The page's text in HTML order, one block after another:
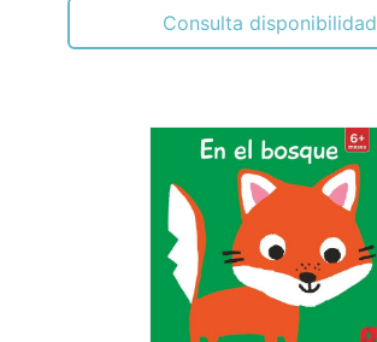
Consulta disponibilidad